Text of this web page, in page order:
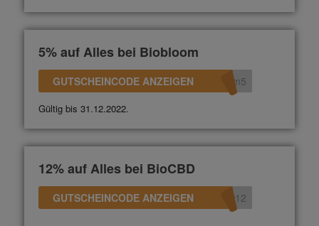
5% auf Alles bei Biobloom
GUTSCHEINCODE ANZEIGEN om5
Gültig bis 31.12.2022.
12% auf Alles bei BioCBD
GUTSCHEINCODE ANZEIGEN D12